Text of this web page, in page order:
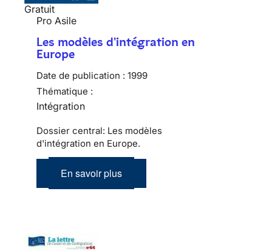
Gratuit
Pro Asile
Les modèles d'intégration en
Europe
Date de publication : 1999
Thématique :
Intégration
Dossier central: Les modèles
d'intégration en Europe.
En savoir plus